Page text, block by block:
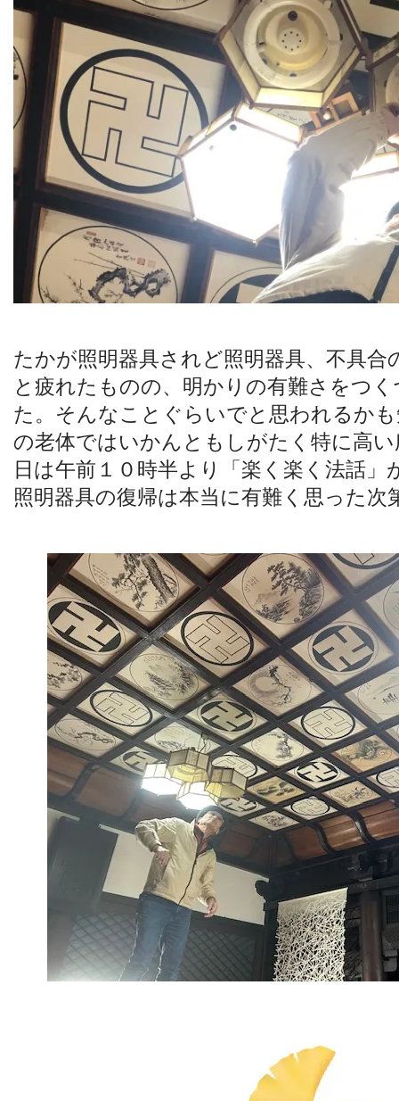
たかが照明器具されど照明器具、不具
と疲れたものの、明かりの有難さをつ
た。そんなことぐらいでと思われるか
の老体ではいかんともしがたく特に高
日は午前１０時半より「楽く楽く法話
照明器具の復帰は本当に有難く思った次